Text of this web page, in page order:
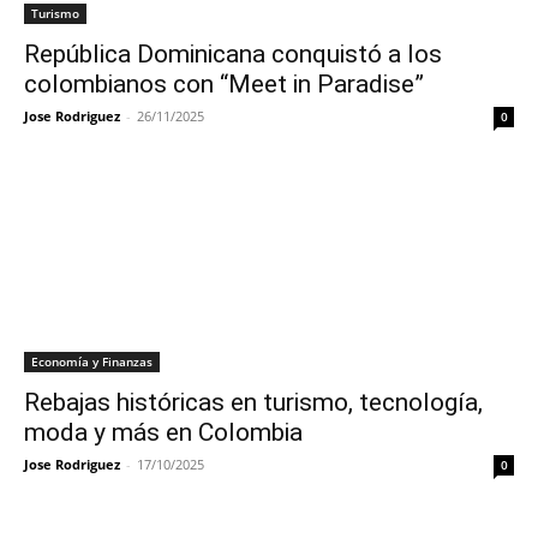
Turismo
República Dominicana conquistó a los
colombianos con “Meet in Paradise”
Jose Rodriguez - 26/11/2025 0
Economía y Finanzas
Rebajas históricas en turismo, tecnología,
moda y más en Colombia
Jose Rodriguez - 17/10/2025 0